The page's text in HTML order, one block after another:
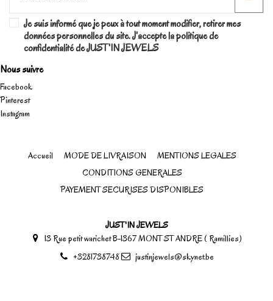
Je suis informé que je peux à tout moment modifier, retirer mes
données personnelles du site. J'accepte la politique de
confidentialité de JUST'IN JEWELS
Nous suivre
Facebook
Pinterest
Instagram
Accueil MODE DE LIVRAISON
MENTIONS LEGALES
CONDITIONS GENERALES
PAYEMENT SECURISES DISPONIBLES
JUST'IN JEWELS
13 Rue petit warichet B-1367 MONT ST ANDRE ( Ramillies)
+3281738748
justinjewels@skynet.be